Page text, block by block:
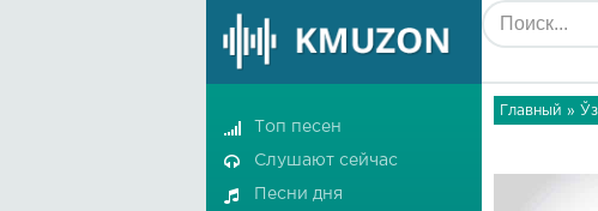
Главный »
Топ песен
Слушают сейчас
Песни дня